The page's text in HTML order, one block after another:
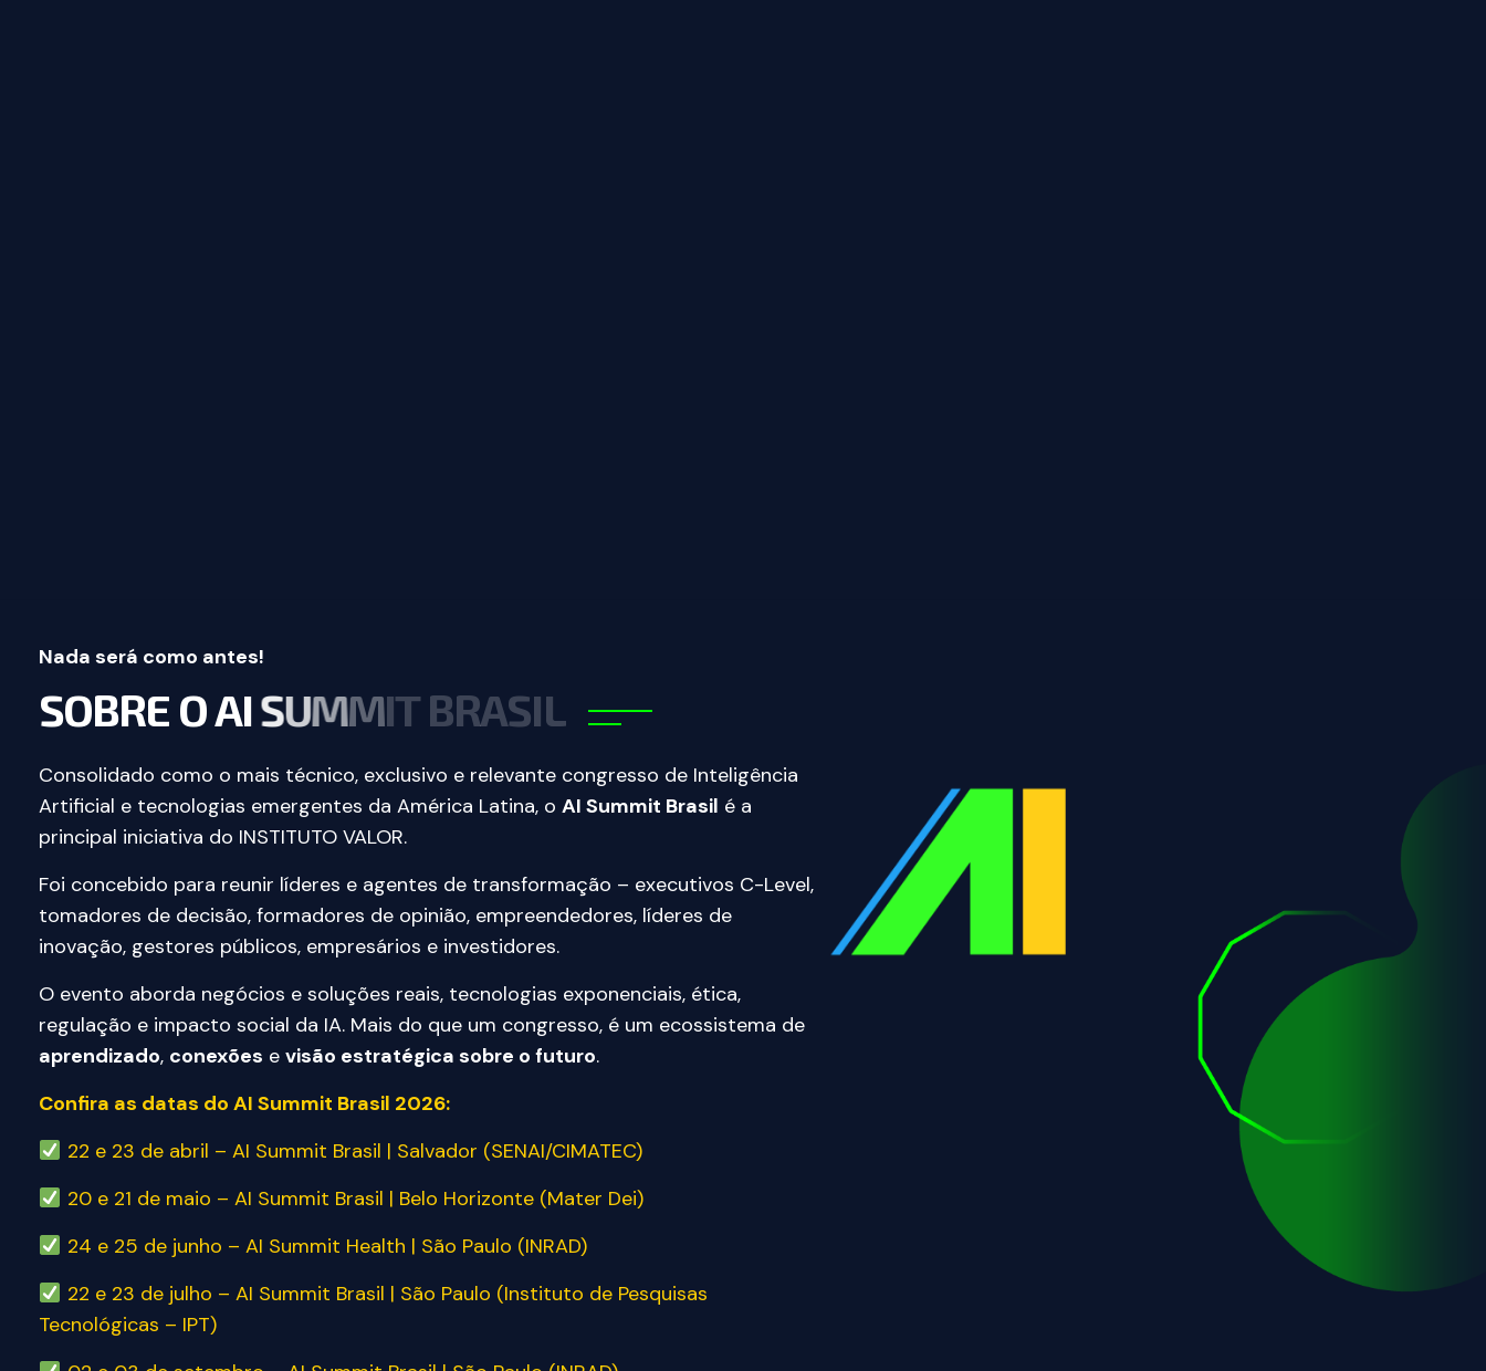
Nada será como antes!
SOBRE OAISUMMIT BRASIL
Consolidado como o mais técnico, exclusivo e relevante congresso de Inteligência
Artificial e tecnologias emergentes da América Latina, o AI Summit Brasil é a
principal iniciativa do INSTITUTO VALOR.
Foi concebido para reunir líderes e agentes de transformação – executivos C-Level,
tomadores de decisão, formadores de opinião, empreendedores, líderes de
inovação, gestores públicos, empresários e investidores.
O evento aborda negócios e soluções reais, tecnologias exponenciais, ética,
regulação e impacto social da IA. Mais do que um congresso, é um ecossistema de
aprendizado, conexões e visão estratégica sobre o futuro.
Confira as datas do AI Summit Brasil 2026:
22 e 23 de abril – AI Summit Brasil | Salvador (SENAI/CIMATEC)
20 e 21 de maio – AI Summit Brasil | Belo Horizonte (Mater Dei)
24 e 25 de junho – AI Summit Health | São Paulo (INRAD)
22 e 23 de julho – AI Summit Brasil | São Paulo (Instituto de Pesquisas
Tecnológicas – IPT)